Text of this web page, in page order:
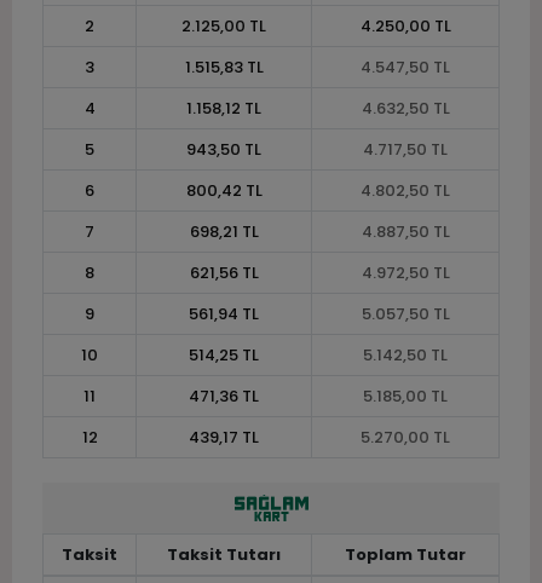
2
2.125,00 TL
4.250,00 TL
3
1.515,83 TL
4.547,50 TL
4
1.158,12 TL
4.632,50 TL
5
943,50 TL
4.717,50 TL
6
800,42 TL
4.802,50 TL
7
698,21 TL
4.887,50 TL
8
621,56 TL
4.972,50 TL
9
561,94 TL
5.057,50 TL
10
514,25 TL
5.142,50 TL
11
471,36 TL
5.185,00 TL
12
439,17 TL 5.270,00 TL
Taksit Taksit Tutarı
Toplam Tutar